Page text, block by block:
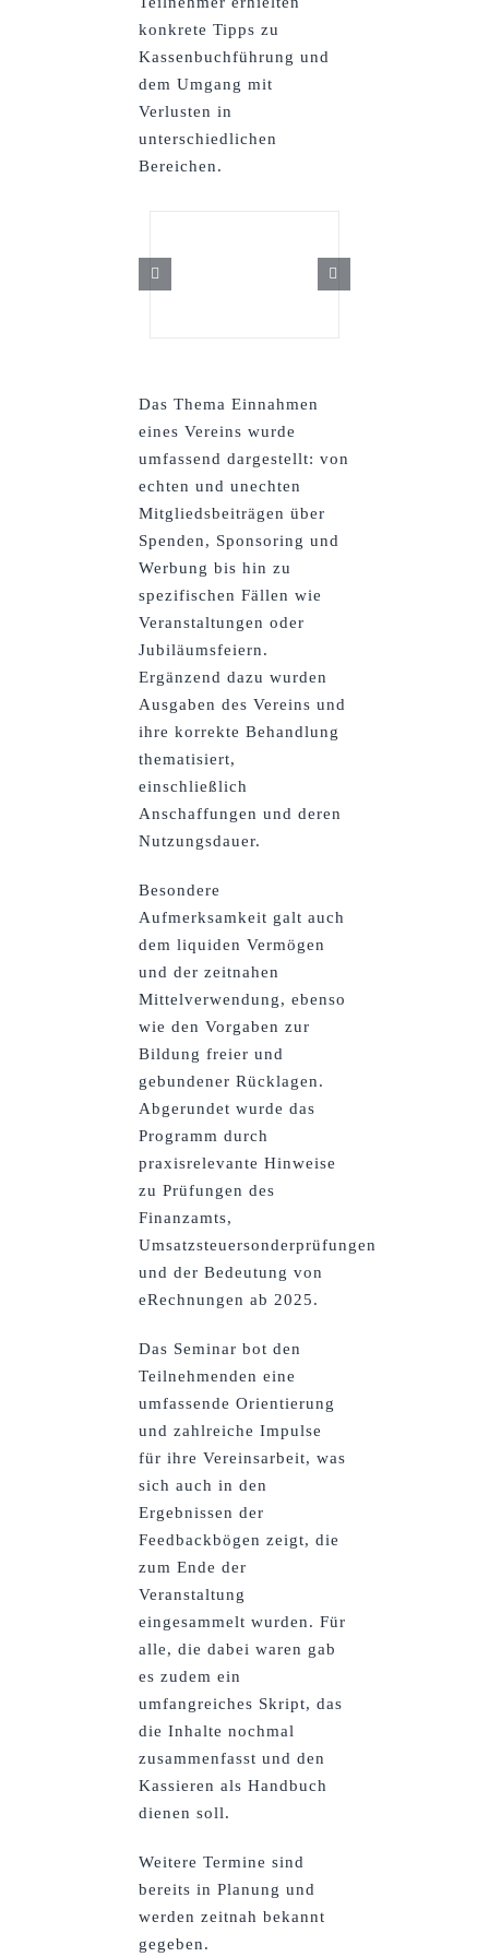
konkrete Tipps zu
Kassenbuchführung und
dem Umgang mit
Verlusten in
unterschiedlichen
Bereichen.
Das Thema Einnahmen
eines Vereins wurde
umfassend dargestellt: von
echten und unechten
Mitgliedsbeiträgen über
Spenden, Sponsoring und
Werbung bis hin zu
spezifischen Fällen wie
Veranstaltungen oder
Jubiläumsfeiern.
Ergänzend dazu wurden
Ausgaben des Vereins und
ihre korrekte Behandlung
thematisiert,
einschließlich
Anschaffungen und deren
Nutzungsdauer.
Besondere
Aufmerksamkeit galt auch
dem liquiden Vermögen
und der zeitnahen
Mittelverwendung, ebenso
wie den Vorgaben zur
Bildung freier und
gebundener Rücklagen.
Abgerundet wurde das
Programm durch
praxisrelevante Hinweise
zu Prüfungen des
Finanzamts,
Umsatzsteuersonderprüfungen
und der Bedeutung von
eRechnungen ab 2025.
Das Seminar bot den
Teilnehmenden eine
umfassende Orientierung
und zahlreiche Impulse
für ihre Vereinsarbeit, was
sich auch in den
Ergebnissen der
Feedbackbögen zeigt, die
zum Ende der
Veranstaltung
eingesammelt wurden. Für
alle, die dabei waren gab
es zudem ein
umfangreiches Skript, das
die Inhalte nochmal
zusammenfasst und den
Kassieren als Handbuch
dienen soll.
Weitere Termine sind
bereits in Planung und
werden zeitnah bekannt
gegeben.